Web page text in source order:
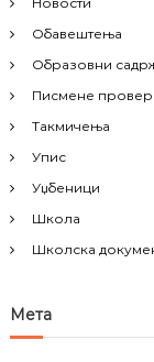
Обавештења
Образовни
Писмене
Такмичења
Упис
Уџбеници
Школа
Школска
Мета